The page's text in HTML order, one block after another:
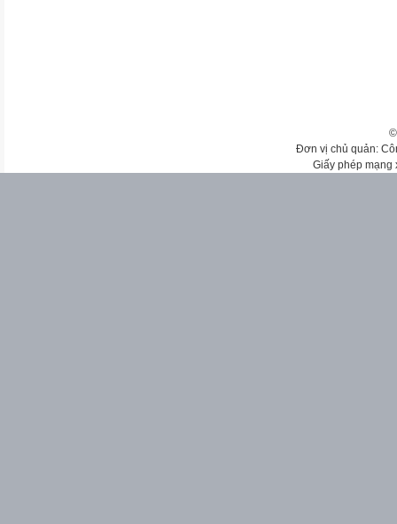
Đơn vị chủ quản:
Giấy phép mạng